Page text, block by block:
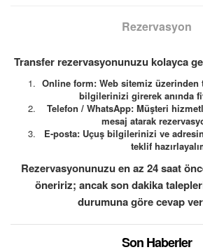
Rezervasyon
Transfer rezervasyonunuzu kolayca
Online form: Web sitemiz üzerinden
bilgilerinizi girerek anında
Telefon / WhatsApp: Müşteri
mesaj atarak
E-posta: Uçuş bilgilerinizi ve
teklif
Rezervasyonunuzu en az 24 saat
öneririz; ancak son dakika
durumuna göre cevap
Son Haberler